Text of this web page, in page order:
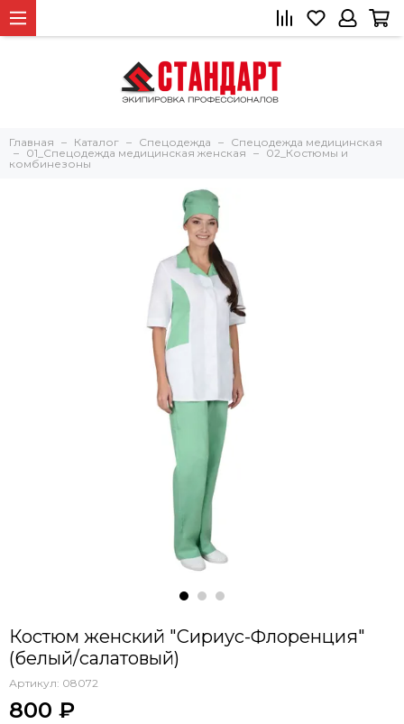
Главная Каталог Спецодежда
Спецодежда медицинская
01_Спецодежда медицинская женская
02_Костюмы и
комбинезоны
Костюм женский "Сириус-Флоренция"
(белый/салатовый)
Артикул: 08072
800 ₽